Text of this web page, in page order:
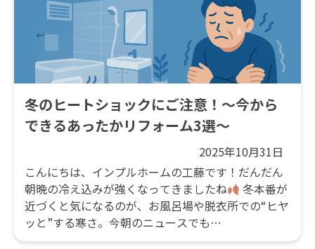
冬のヒートショックにご注意！～今から
できるあったかリフォーム3選～
2025年10月31日
こんにちは、インプルホームの工藤です！だんだん
朝晩の冷え込みが強くなってきましたね
冬本番が
近づくと気になるのが、お風呂場や脱衣所での“ヒヤ
ッと”する寒さ。今朝のニュースでも…